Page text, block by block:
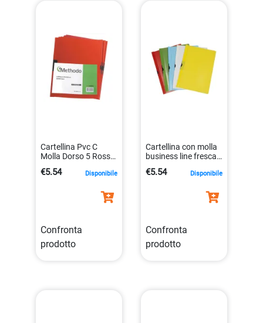
Cartellina Pvc C
Molla Dorso 5 Rosso
X200506 40281a
€5.54 Disponibile
Confronta
prodotto
Cartellina con molla
business line fresca
plastica
€5.54 Disponibile
Confronta
prodotto